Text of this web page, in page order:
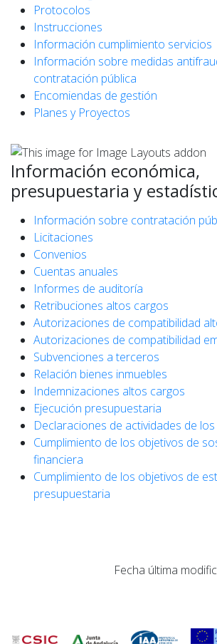
Protocolos
Instrucciones
Información cumplimiento servicios
Información sobre medidas
contratación pública
Encomiendas de gestión
Planes y Proyectos
Información económica,
presupuestaria y
Información sobre contratación
Licitaciones
Convenios
Cuentas anuales
Informes de auditoría
Retribuciones altos cargos
Autorizaciones de compatibilidad
Autorizaciones de compatibilidad
Subvenciones a terceros
Relación bienes inmuebles
Indemnizaciones altos cargos
Ejecución presupuestaria
Declaraciones de actividades de
Cumplimiento de los objetivos de
financiera
Cumplimiento de los objetivos de
presupuestaria
Fecha última